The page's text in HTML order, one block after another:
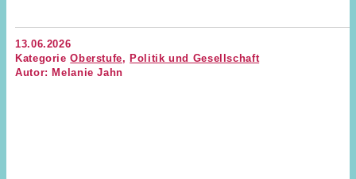
13.06.2026
KategorieOberstufe, Politik und Gesellschaft
Autor: Melanie Jahn